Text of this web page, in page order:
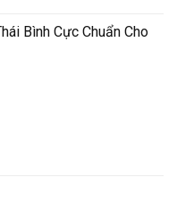
Bình Cực Chuẩn Cho